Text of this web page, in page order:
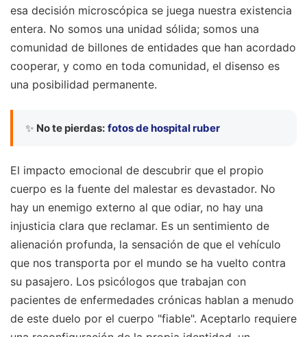
esa decisión microscópica se juega nuestra existencia
entera. No somos una unidad sólida; somos una
comunidad de billones de entidades que han acordado
cooperar, y como en toda comunidad, el disenso es
una posibilidad permanente.
✨ No te pierdas: fotos de hospital ruber
El impacto emocional de descubrir que el propio
cuerpo es la fuente del malestar es devastador. No
hay un enemigo externo al que odiar, no hay una
injusticia clara que reclamar. Es un sentimiento de
alienación profunda, la sensación de que el vehículo
que nos transporta por el mundo se ha vuelto contra
su pasajero. Los psicólogos que trabajan con
pacientes de enfermedades crónicas hablan a menudo
de este duelo por el cuerpo "fiable". Aceptarlo requiere